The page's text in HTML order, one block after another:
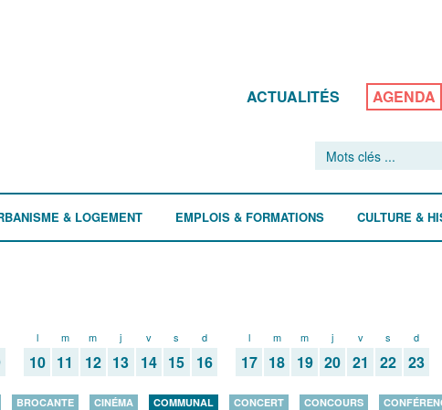
ACTUALITÉS AGENDA
& LOGEMENT EMPLOIS & FORMATIONS CULTURE &
l
10
m
11
m
12
j
13
v
14
s
15
d
16
l
17
m
18
m
19
j
20
v
21
s
22
d
23
BROCANTE CINÉMA COMMUNAL CONCERT CONCOURS